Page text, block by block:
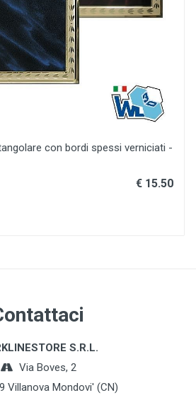
con bordi spessi verniciati -
€ 15.50
S.R.L.
Via Boves, 2
Villanova Mondovi' (CN)